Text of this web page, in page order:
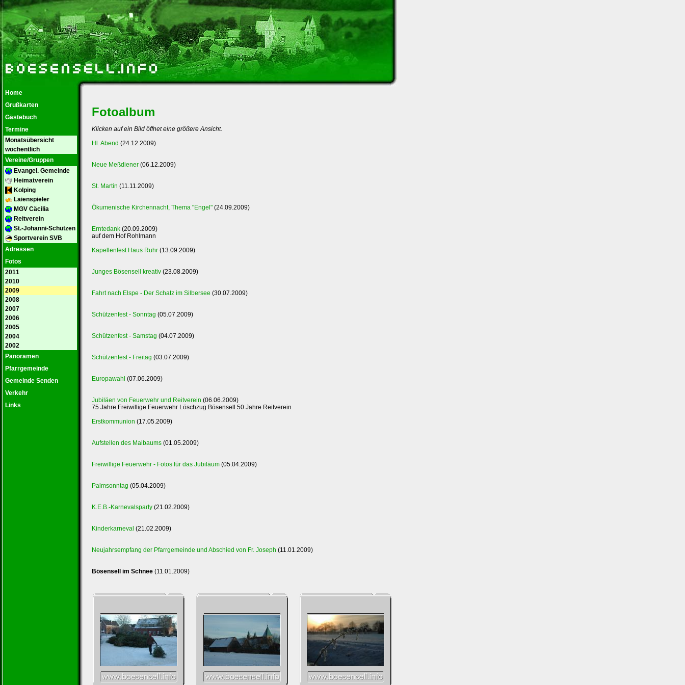
Fotoalbum
Klicken auf ein Bild öffnet eine größere Ansicht.
Hl. Abend (24.12.2009)
Neue Meßdiener (06.12.2009)
St. Martin (11.11.2009)
Ökumenische Kirchennacht, Thema "Engel" (24.09.2009)
Erntedank (20.09.2009)
auf dem Hof Rohlmann
Kapellenfest Haus Ruhr (13.09.2009)
Junges Bösensell kreativ (23.08.2009)
Fahrt nach Elspe - Der Schatz im Silbersee (30.07.2009)
Schützenfest - Sonntag (05.07.2009)
Schützenfest - Samstag (04.07.2009)
Schützenfest - Freitag (03.07.2009)
Europawahl (07.06.2009)
Jubiläen von Feuerwehr und Reitverein (06.06.2009)
75 Jahre Freiwillige Feuerwehr Löschzug Bösensell 50 Jahre Reitverein
Erstkommunion (17.05.2009)
Aufstellen des Maibaums (01.05.2009)
Freiwillige Feuerwehr - Fotos für das Jubiläum (05.04.2009)
Palmsonntag (05.04.2009)
K.E.B.-Karnevalsparty (21.02.2009)
Kinderkarneval (21.02.2009)
Neujahrsempfang der Pfarrgemeinde und Abschied von Fr. Joseph (11.01.2009)
Bösensell im Schnee (11.01.2009)
Home
Grußkarten
Gästebuch
Termine
Monatsübersicht
wöchentlich
Vereine/Gruppen
Evangel. Gemeinde
Heimatverein
Kolping
Laienspieler
MGV Cäcilia
Reitverein
St.-Johanni-Schützen
Sportverein SVB
Adressen
Fotos
2011
2010
2009
2008
2007
2006
2005
2004
2002
Panoramen
Pfarrgemeinde
Gemeinde Senden
Verkehr
Links